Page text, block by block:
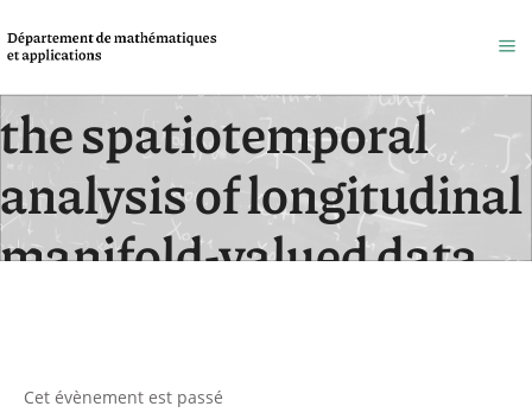
Mixed-effect model for
the spatiotemporal
analysis of longitudinal
manifold-valued data
Cet évènement est passé